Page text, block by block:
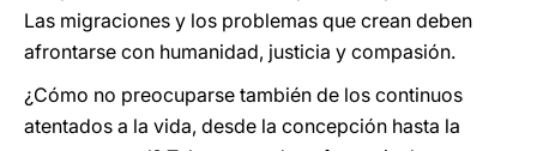
Las migraciones y los problemas que crean deben
afrontarse con humanidad, justicia y compasión.
¿Cómo no preocuparse también de los continuos
atentados a la vida, desde la concepción hasta la